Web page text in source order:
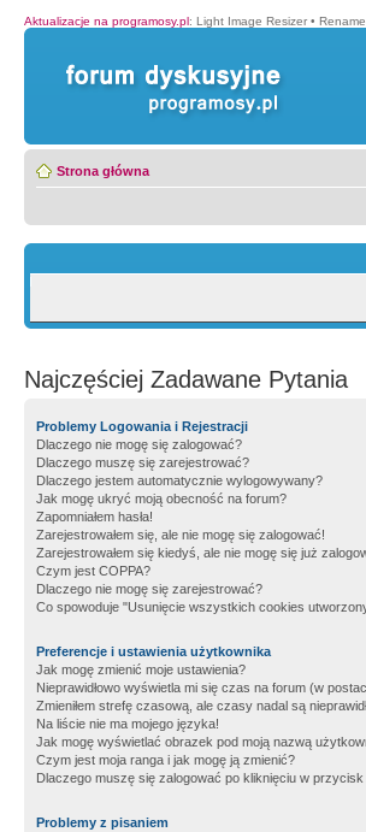
Aktualizacje na programosy.pl: Light Image Resizer •
Strona główna
Najczęściej Zadawane Pytania
Problemy Logowania i Rejestracji
Dlaczego nie mogę się zalogować?
Dlaczego muszę się zarejestrować?
Dlaczego jestem automatycznie wylogowywany?
Jak mogę ukryć moją obecność na forum?
Zapomniałem hasła!
Zarejestrowałem się, ale nie mogę się zalogować!
Zarejestrowałem się kiedyś, ale nie mogę się już
Czym jest COPPA?
Dlaczego nie mogę się zarejestrować?
Co spowoduje "Usunięcie wszystkich cookies
Preferencje i ustawienia użytkownika
Jak mogę zmienić moje ustawienia?
Nieprawidłowo wyświetla mi się czas na forum (w
Zmieniłem strefę czasową, ale czasy nadal są
Na liście nie ma mojego języka!
Jak mogę wyświetlać obrazek pod moją nazwą
Czym jest moja ranga i jak mogę ją zmienić?
Dlaczego muszę się zalogować po kliknięciu w przycisk
Problemy z pisaniem